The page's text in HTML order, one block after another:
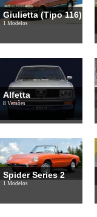
Giulietta (Tipo 116)
1 Modelos
Alfetta
8 Versões
Spider Series 2
1 Modelos